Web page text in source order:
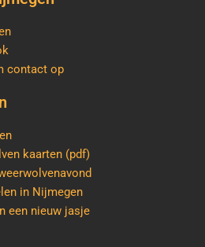
contact op
kaarten (pdf)
in Nijmegen
een nieuw jasje